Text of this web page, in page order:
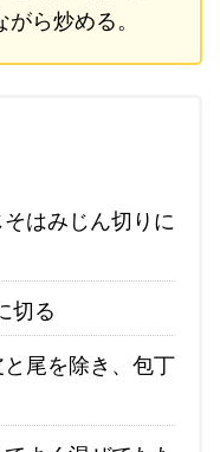
ら炒める。
はみじん切りに
切る
尾を除き、包丁